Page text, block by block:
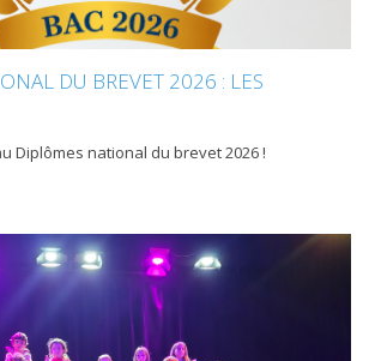
DU BREVET 2026 : LES
Diplômes national du brevet 2026 !